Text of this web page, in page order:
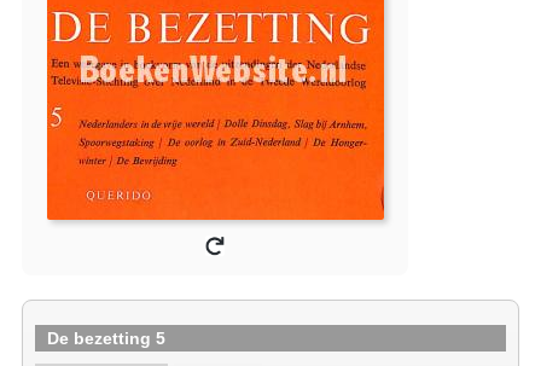
De bezetting 5